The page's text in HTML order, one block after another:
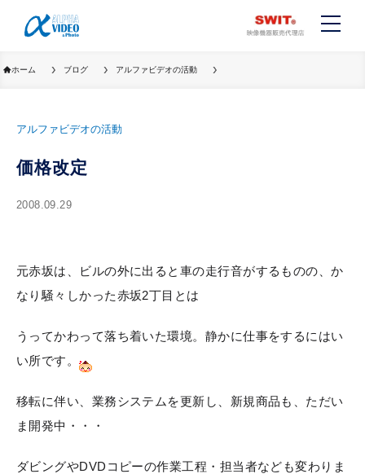
ホーム ブログ アルファビデオの活動
アルファビデオの活動
価格改定
2008.09.29
元赤坂は、ビルの外に出ると車の走行音がするものの、か
なり騒々しかった赤坂2丁目とは
うってかわって落ち着いた環境。静かに仕事をするにはい
い所です。
移転に伴い、業務システムを更新し、新規商品も、ただい
ま開発中・・・
ダビングやDVDコピーの作業工程・担当者なども変わりま